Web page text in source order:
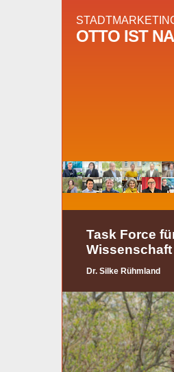
OTTO IST
Task Force
Wissenschaft
Dr. Silke Rühmland